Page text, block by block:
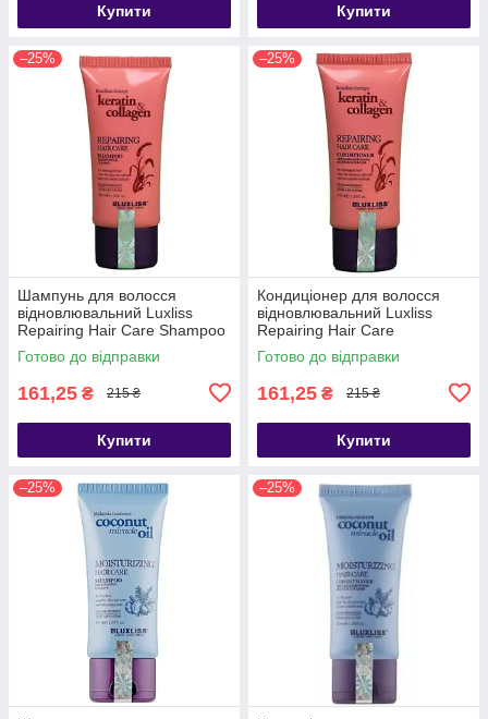
Купити Купити
–25%
Шампунь для волосся
відновлювальний Luxliss
Repairing Hair Care Shampoo
40 мл
Готово до відправки
161,25 ₴ 215 ₴
Купити
–25%
Кондиціонер для волосся
відновлювальний Luxliss
Repairing Hair Care
Conditioner 40 мл
Готово до відправки
161,25 ₴ 215 ₴
Купити
–25% –25%